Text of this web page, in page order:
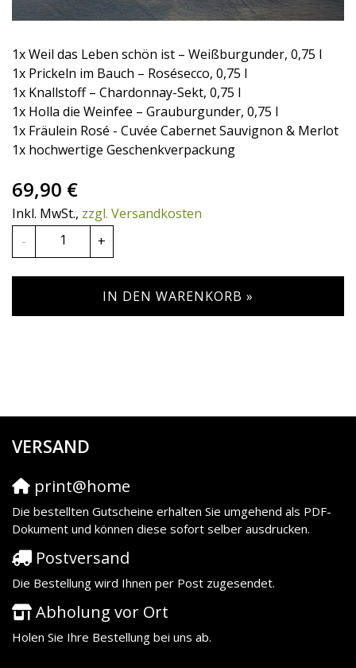
1x Weil das Leben schön ist – Weißburgunder, 0,75 l
1x Prickeln im Bauch – Rosésecco, 0,75 l
1x Knallstoff – Chardonnay-Sekt, 0,75 l
1x Holla die Weinfee – Grauburgunder, 0,75 l
1x Fräulein Rosé - Cuvée Cabernet Sauvignon & Merlot
1x hochwertige Geschenkverpackung
69,90 €
Inkl. MwSt., zzgl. Versandkosten
Anzahl
- +
IN DEN WARENKORB »
VERSAND
print@home
Die bestellten Gutscheine erhalten Sie umgehend als PDF-
Dokument und können diese sofort selber ausdrucken.
Postversand
Die Bestellung wird Ihnen per Post zugesendet.
Abholung vor Ort
Holen Sie Ihre Bestellung bei uns ab.